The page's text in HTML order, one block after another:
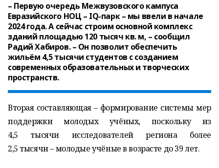
– Первую очередь Межвузовского кампуса
Евразийского НОЦ – IQ-парк – мы ввели в начале
2024 года. А сейчас строим основной комплекс
зданий площадью 120 тысяч кв. м, – сообщил
Радий Хабиров. – Он позволит обеспечить
жильём 4,5 тысячи студентов с созданием
современных образовательных и творческих
пространств.
Вторая составляющая – формирование системы мер
поддержки молодых учёных, поскольку из
4,5 тысячи исследователей региона более
2,5 тысячи – молодые учёные в возрасте до 39 лет.